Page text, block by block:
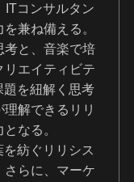
ITコンサルタン
兼ね備える。
考と、音楽で培
リエイティビテ
題を紐解く思考
解できるリリ
なる。
紡ぐリリシス
さらに、マーケ